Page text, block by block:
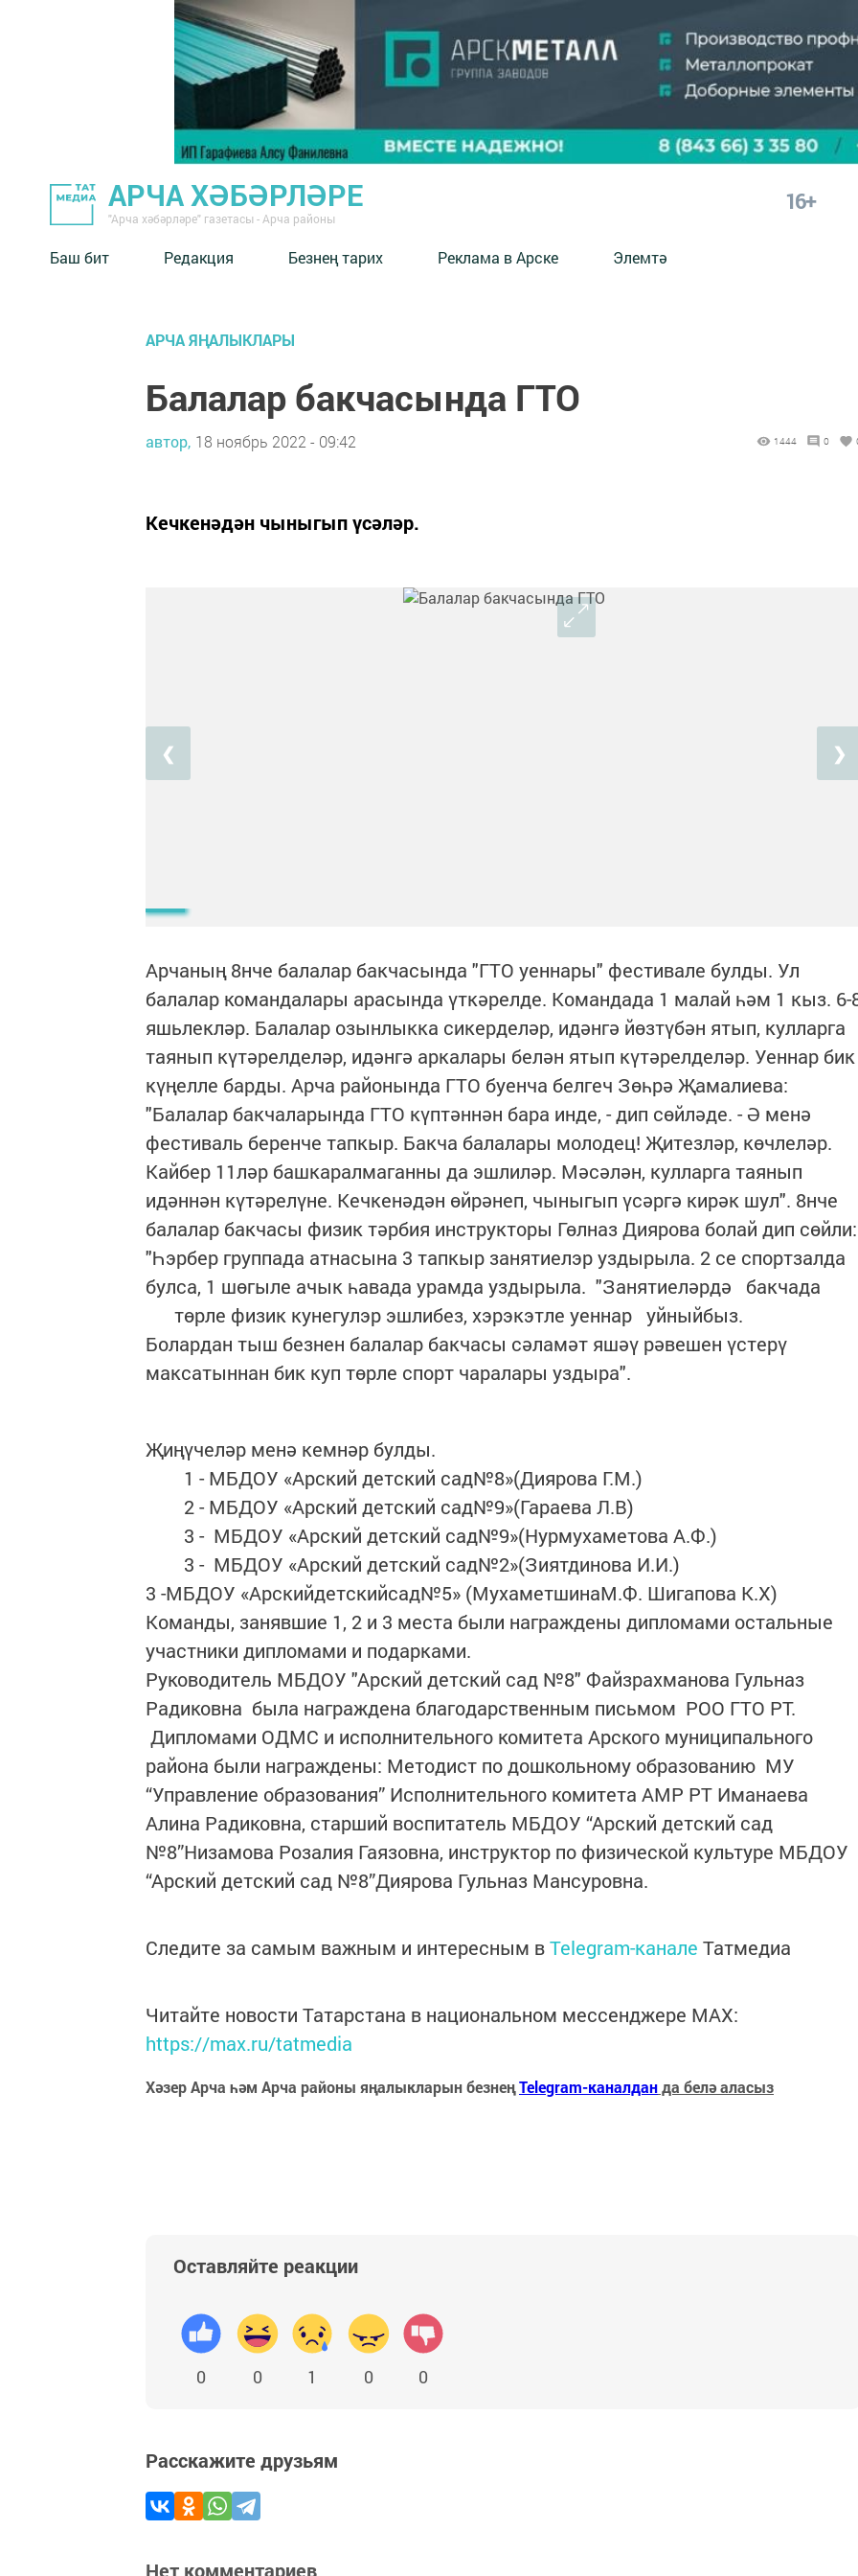
АРЧА ХӘБӘРЛӘРЕ
"Арча хәбәрләре" газетасы - Арча районы
16+
Баш бит Редакция Безнең тарих Реклама в Арске Элемтә
АРЧА ЯҢАЛЫКЛАРЫ
Балалар бакчасында ГТО
автор, 18 ноябрь 2022 - 09:42 1444 0
Кечкенәдән чыныгып үсәләр.
❮ ❯
Арчаның 8нче балалар бакчасында "ГТО уеннары" фестивале булды. Ул
балалар командалары арасында үткәрелде. Командада 1 малай һәм 1 кыз. 6-
яшьлекләр. Балалар озынлыкка сикерделәр, идәнгә йөзтүбән ятып, кулларга
таянып күтәрелделәр, идәнгә аркалары белән ятып күтәрелделәр. Уеннар бик
күңелле барды. Арча районында ГТО буенча белгеч Зөһрә Җамалиева:
"Балалар бакчаларында ГТО күптәннән бара инде, - дип сөйләде. - Ә менә
фестиваль беренче тапкыр. Бакча балалары молодец! Җитезләр, көчлеләр.
Кайбер 11ләр башкаралмаганны да эшлиләр. Мәсәлән, кулларга таянып
идәннән күтәрелүне. Кечкенәдән өйрәнеп, чыныгып үсәргә кирәк шул". 8нче
балалар бакчасы физик тәрбия инструкторы Гөлназ Диярова болай дип сөйли:
"Һэрбер группада атнасына 3 тапкыр занятиелэр уздырыла. 2 се спортзалда
булса, 1 шөгыле ачык һавада урамда уздырыла. "Занятиеләрдә бакчада
төрле физик кунегулэр эшлибез, хэрэкэтле уеннар уйныйбыз.
Болардан тыш безнен балалар бакчасы сәламәт яшәү рәвешен үстерү
максатыннан бик куп төрле спорт чаралары уздыра".
Җиңүчеләр менә кемнәр булды.
1 - МБДОУ «Арский детский сад№8»(Диярова Г.М.)
2 - МБДОУ «Арский детский сад№9»(Гараева Л.В)
3 - МБДОУ «Арский детский сад№9»(Нурмухаметова А.Ф.)
3 - МБДОУ «Арский детский сад№2»(Зиятдинова И.И.)
3 -МБДОУ «Арскийдетскийсад№5» (МухаметшинаМ.Ф. Шигапова К.Х)
Команды, занявшие 1, 2 и 3 места были награждены дипломами остальные
участники дипломами и подарками.
Руководитель МБДОУ "Арский детский сад №8" Файзрахманова Гульназ
Радиковна была награждена благодарственным письмом РОО ГТО РТ.
Дипломами ОДМС и исполнительного комитета Арского муниципального
района были награждены: Методист по дошкольному образованию МУ
“Управление образования” Исполнительного комитета АМР РТ Иманаева
Алина Радиковна, старший воспитатель МБДОУ “Арский детский сад
№8”Низамова Розалия Гаязовна, инструктор по физической культуре МБДОУ
“Арский детский сад №8”Диярова Гульназ Мансуровна.
Следите за самым важным и интересным вTelegram-канале Татмедиа
Читайте новости Татарстана в национальном мессенджере MАХ:
https://max.ru/tatmedia
Хәзер Арча һәм Арча районы яңалыкларын безнеңTelegram-каналданда белә аласыз
Оставляйте реакции
0 0 1 0 0
Расскажите друзьям
Нет комментариев